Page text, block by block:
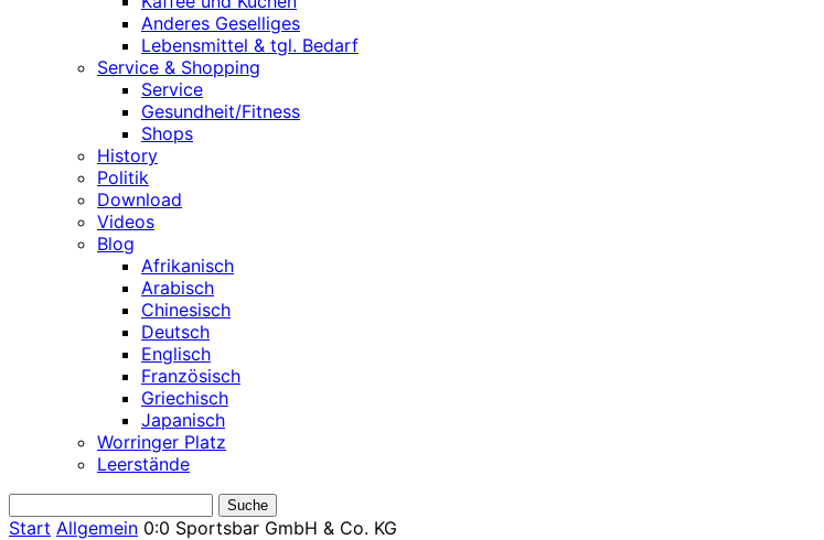
Anderes Geselliges
Lebensmittel & tgl. Bedarf
Service & Shopping
Service
Gesundheit/Fitness
Shops
History
Politik
Download
Videos
Blog
Afrikanisch
Arabisch
Chinesisch
Deutsch
Englisch
Französisch
Griechisch
Japanisch
Worringer Platz
Leerstände
Start Allgemein 0:0 Sportsbar GmbH & Co. KG